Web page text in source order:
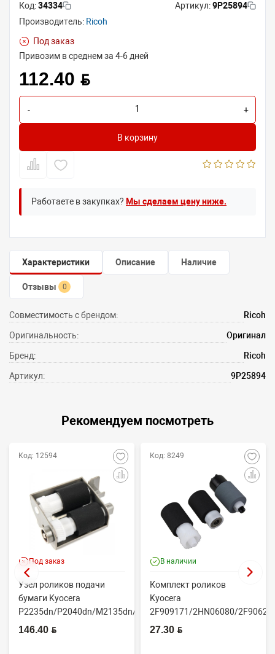
Код:34334 Артикул:9P25894
Производитель: Ricoh
Под заказ
Привозим в среднем за 4-6 дней
112.40 BYN
- +
В корзину
Работаете в закупках? Мы сделаем цену ниже.
Характеристики Описание Наличие
Отзывы 0
Совместимость с брендом: Ricoh
Оригинальность: Оригинал
Бренд: Ricoh
Артикул: 9P25894
Рекомендуем посмотреть
Код: 12594
Под заказ
Узел роликов подачи
бумаги Kyocera
P2235dn/P2040dn/M2135dn/M2635dn/M2735dw/M2040dn
(O...
146.40 BYN
Код: 8249
В наличии
Комплект роликов
Kyocera
2F909171/2HN06080/
(CET7806)
27.30 BYN